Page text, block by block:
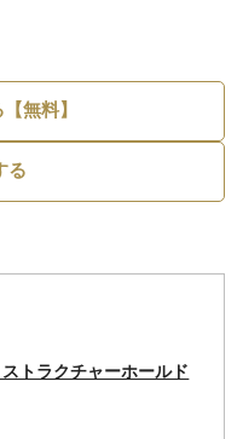
無料】
る
トラクチャーホールド